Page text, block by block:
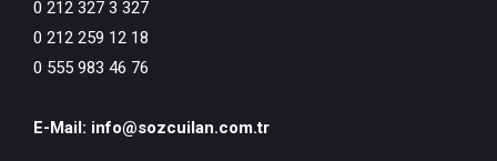
0 212 327 3 327
0 212 259 12 18
0 555 983 46 76
E-Mail: info@sozcuilan.com.tr